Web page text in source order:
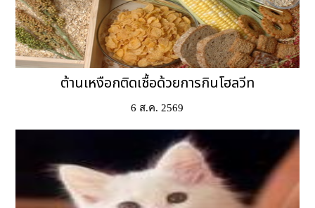
ต้านเหงือกติดเชื้อด้วยการกินโฮลวีท
6 ส.ค. 2569